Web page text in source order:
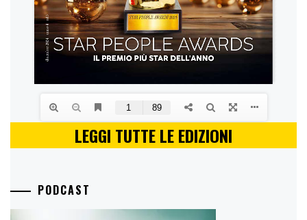
LEGGI TUTTE LE EDIZIONI
PODCAST